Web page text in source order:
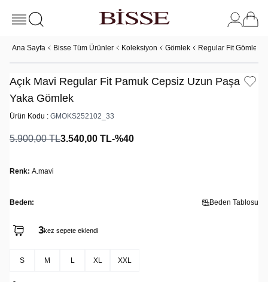
Ana Sayfa Bisse Tüm Ürünler Koleksiyon Gömlek Regular Fit Gömlek
Açık Mavi Regular Fit Pamuk Cepsiz Uzun Paşa
Yaka Gömlek
Ürün Kodu : GMOKS252102_33
5.900,00TL3.540,00 TL-%40
Renk: A.mavi
Beden: Beden Tablosu
3kez sepete eklendi
2kez satın alındı
S M L XL XXL